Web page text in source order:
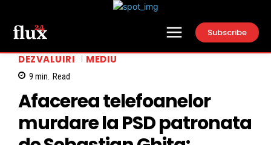
Subscribe
DEZVALUIRI MEDIU
9 min. Read
Afacerea telefoanelor
murdare la PSD patronata